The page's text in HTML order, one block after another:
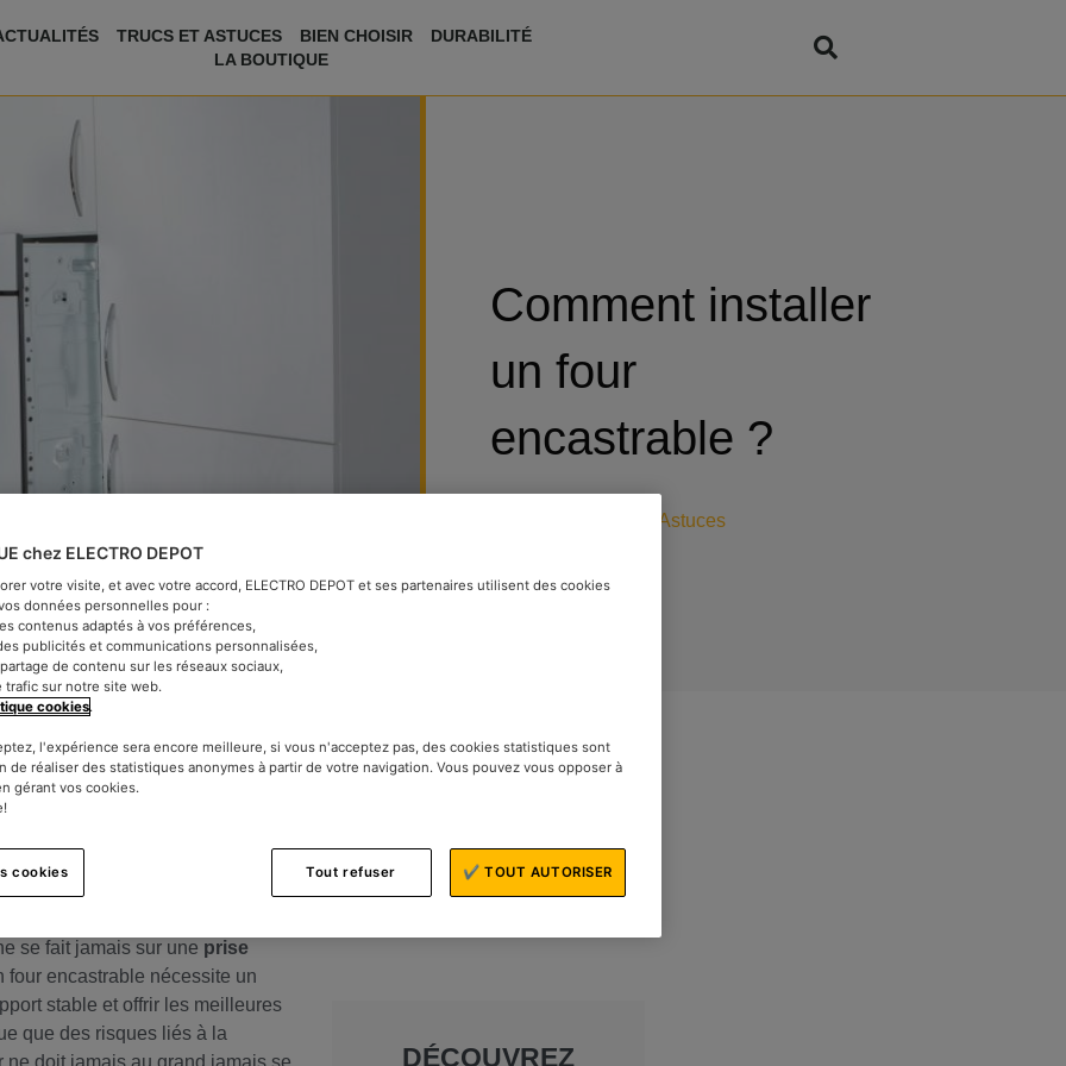
TRUCS ET ASTUCES BIEN CHOISIR
DURABILITÉ
LA BOUTIQUE
Comment installer
un four
encastrable ?
Trucs et Astuces
? Ou vous en avez un, mais
un guide simple et
bons outils et les bonnes étapes
se fait jamais sur une prise
encastrable nécessite un
stable et offrir les meilleures
que des risques liés à la
DÉCOUVREZ
chez ELECTRO DEPOT
votre visite, et avec votre accord, ELECTRO DEPOT et ses partenaires utilisent des cookies
données personnelles pour :
contenus adaptés à vos préférences,
publicités et communications personnalisées,
de contenu sur les réseaux sociaux,
trafic sur notre site web.
cookies.
l'expérience sera encore meilleure, si vous n'acceptez pas, des cookies statistiques sont
de réaliser des statistiques anonymes à partir de votre navigation. Vous pouvez vous opposer à
gérant vos cookies.
cookies Tout refuser ✔ TOUT AUTORISER